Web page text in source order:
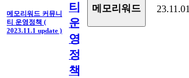
메모리워드 커뮤니
티 운영정책 (
2023.11.1 update )
티
운
영
정
책
메모리워드 23.11.01